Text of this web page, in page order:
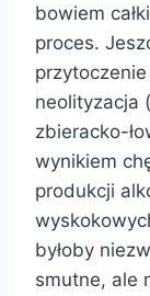
bowiem
proces.
neolityzacja
zbieracko-
wynikiem
produkcji
byłoby
smutne, ale